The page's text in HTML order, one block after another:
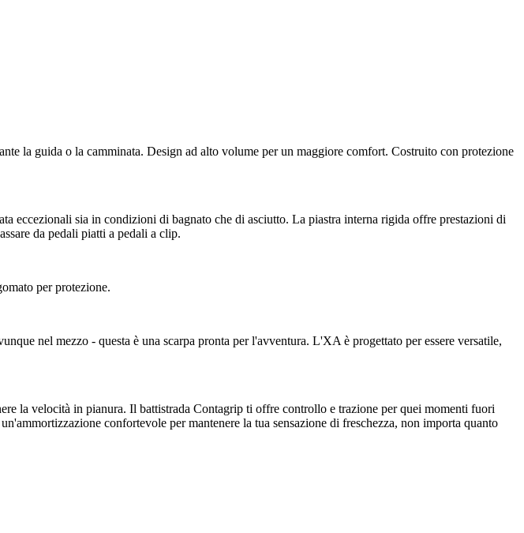
la guida o la camminata. Design ad alto volume per un maggiore comfort. Costruito con protezione
eccezionali sia in condizioni di bagnato che di asciutto. La piastra interna rigida offre prestazioni di
da pedali piatti a pedali a clip.
per protezione.
nel mezzo - questa è una scarpa pronta per l'avventura. L'XA è progettato per essere versatile,
la velocità in pianura. Il battistrada Contagrip ti offre controllo e trazione per quei momenti fuori
confortevole per mantenere la tua sensazione di freschezza, non importa quanto